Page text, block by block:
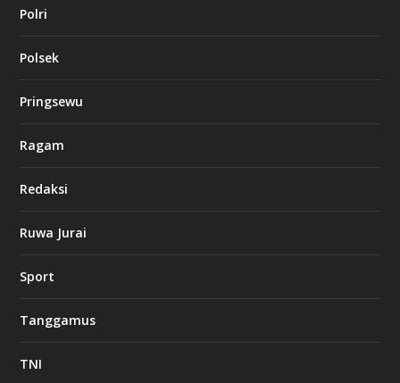
Polri
Polsek
Pringsewu
Ragam
Redaksi
Ruwa Jurai
Sport
Tanggamus
TNI